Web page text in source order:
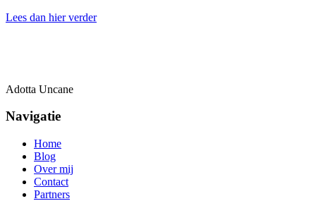
Lees dan hier verder
Adotta Uncane
Navigatie
Home
Blog
Over mij
Contact
Partners